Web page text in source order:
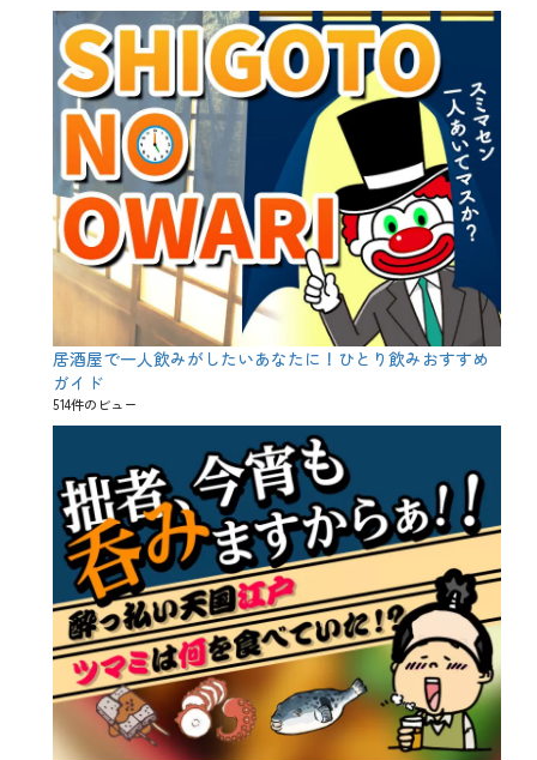
居酒屋で一人飲みがしたいあなたに！ひとり飲みおすすめ
ガイド
514件のビュー